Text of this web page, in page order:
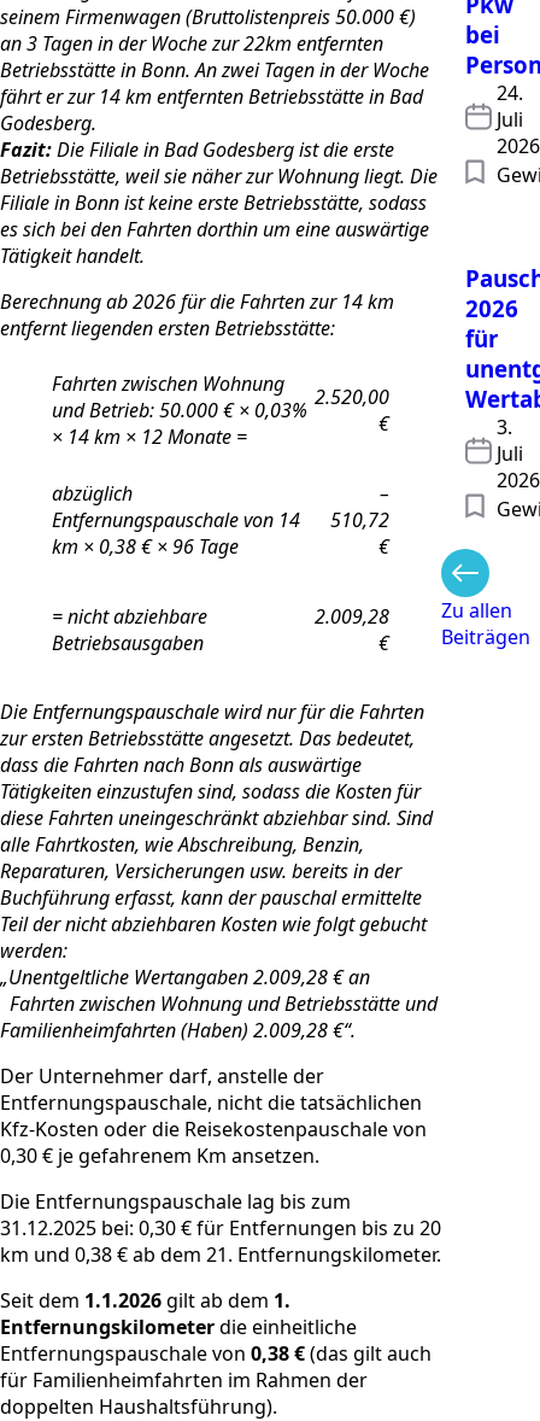
seinem Firmenwagen (Bruttolistenpreis 50.000 €)
an 3 Tagen in der Woche zur 22km entfernten
Betriebsstätte in Bonn. An zwei Tagen in der Woche
fährt er zur 14 km entfernten Betriebsstätte in Bad
Godesberg.
Fazit:Die Filiale in Bad Godesberg ist die erste
Betriebsstätte, weil sie näher zur Wohnung liegt. Die
Filiale in Bonn ist keine erste Betriebsstätte, sodass
es sich bei den Fahrten dorthin um eine auswärtige
Tätigkeit handelt.
Berechnung ab 2026 für die Fahrten zur 14 km
entfernt liegenden ersten Betriebsstätte:
Fahrten zwischen Wohnung
und Betrieb: 50.000 € × 0,03%
× 14 km × 12 Monate =
2.520,00
€
abzüglich
Entfernungspauschale von 14
km × 0,38 € × 96 Tage
–
510,72
€
= nicht abziehbare
Betriebsausgaben
2.009,28
€
Die Entfernungspauschale wird nur für die Fahrten
zur ersten Betriebsstätte angesetzt. Das bedeutet,
dass die Fahrten nach Bonn als auswärtige
Tätigkeiten einzustufen sind, sodass die Kosten für
diese Fahrten uneingeschränkt abziehbar sind. Sind
alle Fahrtkosten, wie Abschreibung, Benzin,
Reparaturen, Versicherungen usw. bereits in der
Buchführung erfasst, kann der pauschal ermittelte
Teil der nicht abziehbaren Kosten wie folgt gebucht
werden:
„Unentgeltliche Wertangaben 2.009,28 € an
Fahrten zwischen Wohnung und Betriebsstätte und
Familienheimfahrten (Haben) 2.009,28 €“.
Der Unternehmer darf, anstelle der
Entfernungspauschale, nicht die tatsächlichen
Kfz-Kosten oder die Reisekostenpauschale von
0,30 € je gefahrenem Km ansetzen.
Die Entfernungspauschale lag bis zum
31.12.2025 bei: 0,30 € für Entfernungen bis zu 20
km und 0,38 € ab dem 21. Entfernungskilometer.
Seit dem 1.1.2026gilt ab dem 1.
Entfernungskilometerdie einheitliche
Entfernungspauschale von 0,38 €(das gilt auch
für Familienheimfahrten im Rahmen der
doppelten Haushaltsführung).
bei
24.
Juli
2026
2026
für
3.
Juli
2026
Zu allen
Beiträgen